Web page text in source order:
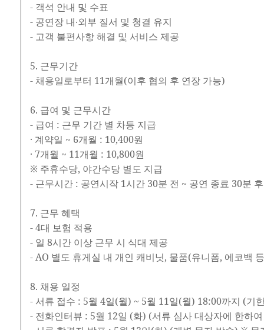
- 객석 안내 및 수표
- 공연장 내∙외부 질서 및 청결 유지
- 고객 불편사항 해결 및 서비스 제공
5. 근무기간
- 채용일로부터 11개월(이후 협의 후 연장 가능)
6. 급여 및 근무시간
- 급여 : 근무 기간 별 차등 지급
· 계약일 ~ 6개월 : 10,400원
· 7개월 ~ 11개월 : 10,800원
※ 주휴수당, 야간수당 별도 지급
- 근무시간 : 공연시작 1시간 30분 전 ~ 공연 종료 30분
7. 근무 혜택
- 4대 보험 적용
- 일 8시간 이상 근무 시 식대 제공
- AO 별도 휴게실 내 개인 캐비닛, 물품(유니폼, 에코백
8. 채용 일정
- 서류 접수 : 5월 4일(월) ~ 5월 11일(월) 18:00까지 (기
- 전화인터뷰 : 5월 12일 (화) (서류 심사 대상자에 한하